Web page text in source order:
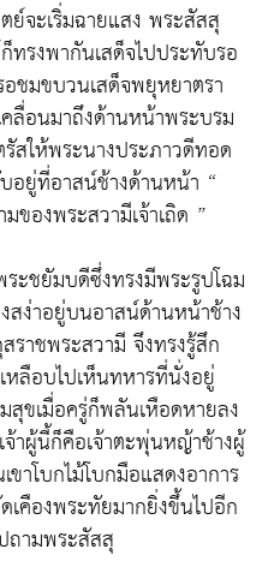
ย์จะเริ่มฉายแสง พระสัสสุ
รงพากันเสด็จไปประทับรอ
ชมขบวนเสด็จพยุหยาตรา
ลื่อนมาถึงด้านหน้าพระบรม
สให้พระนางประภาวดีทอด
อยู่ที่อาสน์ช้างด้านหน้า “
ของพระสวามีเจ้าเถิด ”
ะชยัมบดีซึ่งทรงมีพระรูปโฉม
สง่าอยู่บนอาสน์ด้านหน้าช้าง
ราชพระสวามี จึงทรงรู้สึก
ลือบไปเห็นทหารที่นั่งอยู่
ขเมื่อครู่ก็พลันเหือดหายลง
จ้าผู้นี้ก็คือเจ้าตะพุ่นหญ้าช้างผู้
าโบกไม้โบกมือแสดงอาการ
เคืองพระทัยมากยิ่งขึ้นไปอีก
ถามพระสัสสุ